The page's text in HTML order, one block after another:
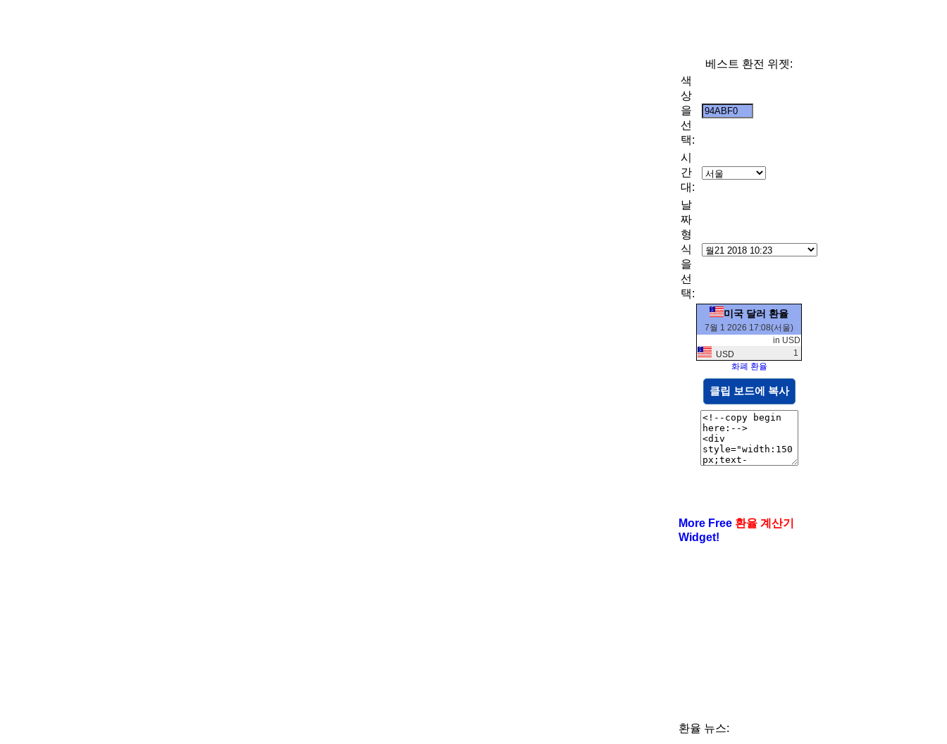
베스트 환전 위젯:
색
상
을
선
택:
시
간
대:
날
짜
형
식
을
선
택:
미국 달러 환율
7월 1 2026 17:08(서울)
in USD
USD
1
화폐 환율
클립 보드에 복사
More Free 환율 계산기
Widget!
환율 뉴스: